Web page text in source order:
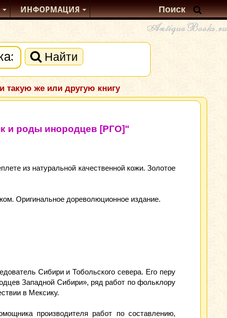
ИНФОРМАЦИЯ
Найти
такую же или другую книгу
и роды инородцев [РГО]"
из натуральной качественной кожи. Золотое
Оригинальное дореволюционное издание.
Сибири и Тобольского севера. Его перу
Западной Сибири», ряд работ по фольклору
в Мексику.
производителя работ по составлению,